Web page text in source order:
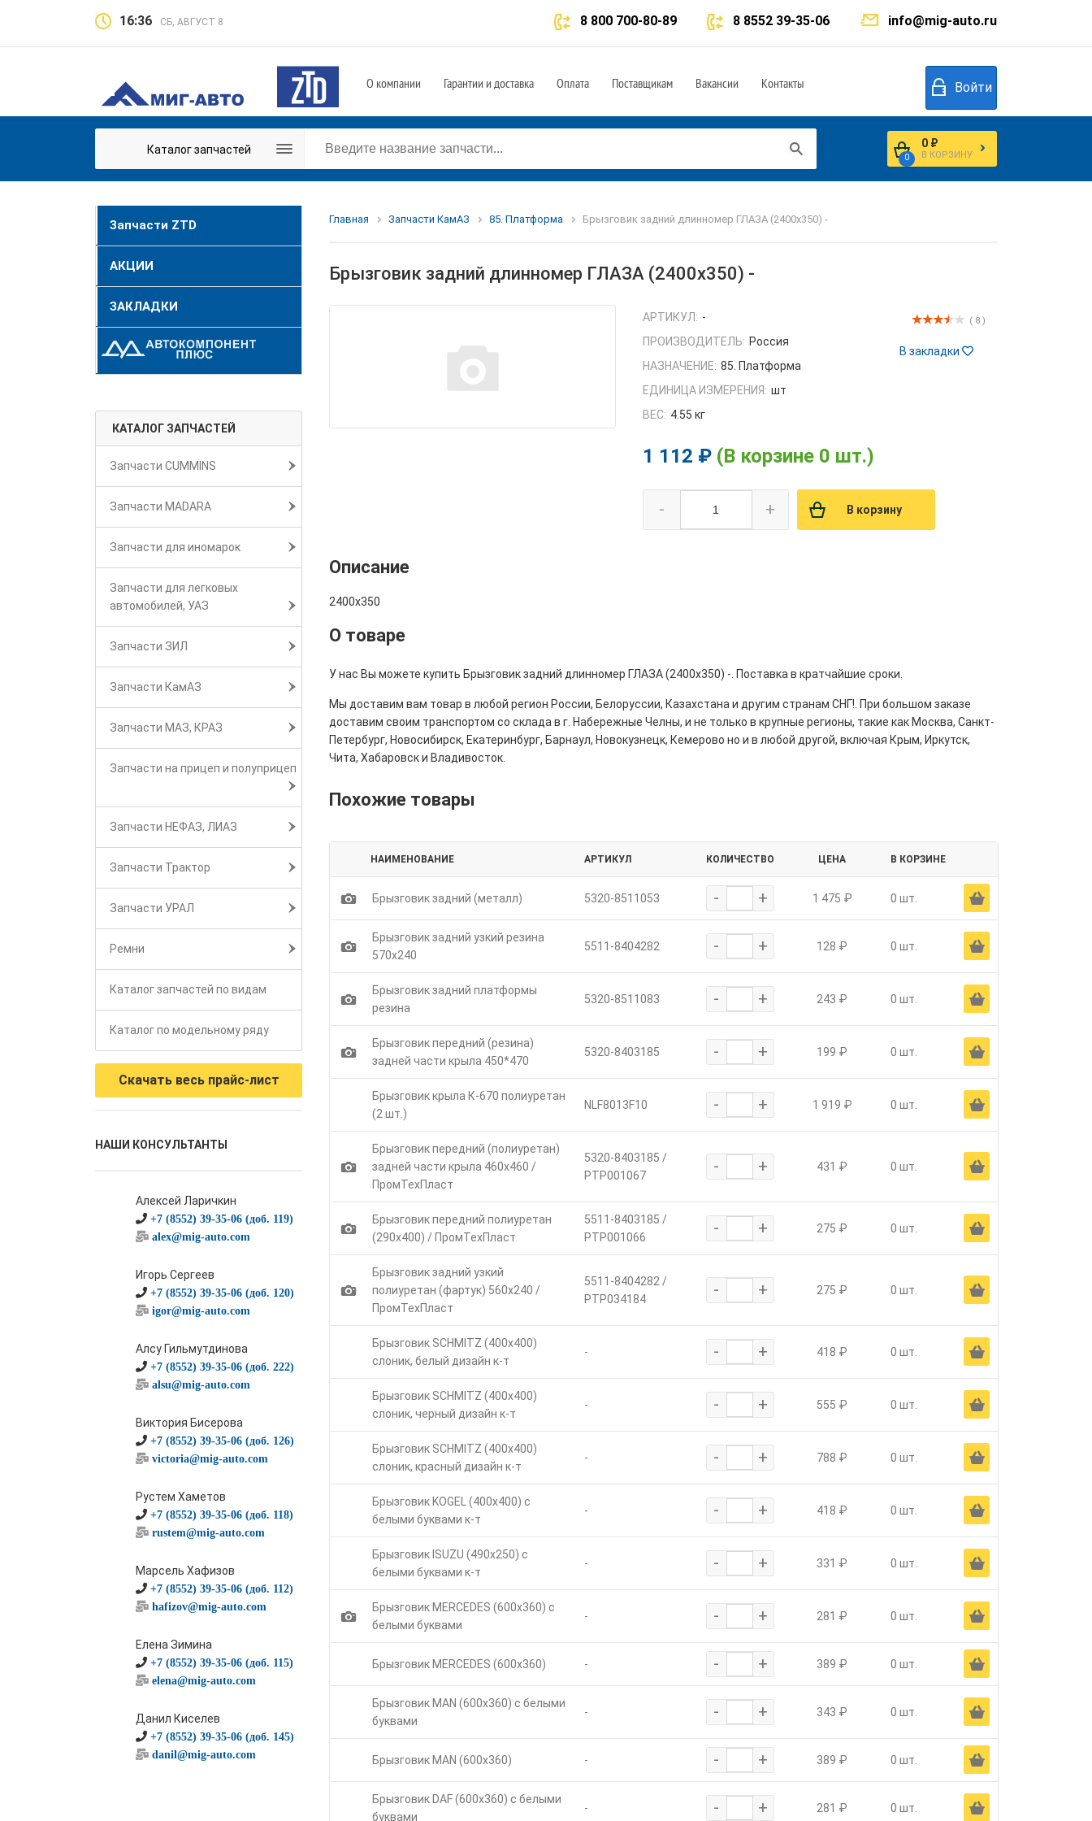
16:36 СБ, АВГУСТ 8 info@mig-auto.ru
8 8552 39-35-06
8 800 700-80-89
О компании Гарантии и доставка Оплата Поставщикам Вакансии Контакты Войти
Каталог запчастей
0
0 ₽
В КОРЗИНУ
Запчасти ZTD
АКЦИИ
ЗАКЛАДКИ
КАТАЛОГ ЗАПЧАСТЕЙ
Запчасти CUMMINS
Запчасти MADARA
Запчасти для иномарок
Запчасти для легковых
автомобилей, УАЗ
Запчасти ЗИЛ
Запчасти КамАЗ
Запчасти МАЗ, КРАЗ
Запчасти на прицеп и полуприцеп
Запчасти НЕФАЗ, ЛИАЗ
Запчасти Трактор
Запчасти УРАЛ
Ремни
Каталог запчастей по видам
Каталог по модельному ряду
Скачать весь прайс-лист
НАШИ КОНСУЛЬТАНТЫ
Алексей Ларичкин
+7 (8552) 39-35-06 (доб. 119)
alex@mig-auto.com
Игорь Сергеев
+7 (8552) 39-35-06 (доб. 120)
igor@mig-auto.com
Алсу Гильмутдинова
+7 (8552) 39-35-06 (доб. 222)
alsu@mig-auto.com
Виктория Бисерова
+7 (8552) 39-35-06 (доб. 126)
victoria@mig-auto.com
Рустем Хаметов
+7 (8552) 39-35-06 (доб. 118)
rustem@mig-auto.com
Марсель Хафизов
+7 (8552) 39-35-06 (доб. 112)
hafizov@mig-auto.com
Елена Зимина
+7 (8552) 39-35-06 (доб. 115)
elena@mig-auto.com
Данил Киселев
+7 (8552) 39-35-06 (доб. 145)
danil@mig-auto.com
Главная Запчасти КамАЗ 85. Платформа Брызговик задний длинномер ГЛАЗА (2400х350) -
Брызговик задний длинномер ГЛАЗА (2400х350) -
( 8 )
В закладки
АРТИКУЛ: -
ПРОИЗВОДИТЕЛЬ: Россия
НАЗНАЧЕНИЕ: 85. Платформа
ЕДИНИЦА ИЗМЕРЕНИЯ: шт
ВЕС: 4.55 кг
1 112 ₽ (В корзине 0 шт.)
- + В корзину
Описание
2400х350
О товаре
У нас Вы можете купить Брызговик задний длинномер ГЛАЗА (2400х350) -. Поставка в кратчайшие сроки.
Мы доставим вам товар в любой регион России, Белоруссии, Казахстана и другим странам СНГ!. При большом заказе
доставим своим транспортом со склада в г. Набережные Челны, и не только в крупные регионы, такие как Москва, Санкт-
Петербург, Новосибирск, Екатеринбург, Барнаул, Новокузнецк, Кемерово но и в любой другой, включая Крым, Иркутск,
Чита, Хабаровск и Владивосток.
Похожие товары
НАИМЕНОВАНИЕ АРТИКУЛ КОЛИЧЕСТВО ЦЕНА В КОРЗИНЕ
1 Брызговик задний (металл) 5320-8511053 - + 1 475 ₽ 0 шт. Ä
1
Брызговик задний узкий резина
570х240
5511-8404282 - + 128 ₽ 0 шт. Ä
1
Брызговик задний платформы
резина
5320-8511083 - + 243 ₽ 0 шт. Ä
1
Брызговик передний (резина)
задней части крыла 450*470
5320-8403185 - + 199 ₽ 0 шт. Ä
Брызговик крыла К-670 полиуретан
(2 шт.)
NLF8013F10 - + 1 919 ₽ 0 шт. Ä
1
Брызговик передний (полиуретан)
задней части крыла 460х460 /
ПромТехПласт
5320-8403185 /
РТР001067
- + 431 ₽ 0 шт. Ä
1
Брызговик передний полиуретан
(290х400) / ПромТехПласт
5511-8403185 /
РТР001066
- + 275 ₽ 0 шт. Ä
1
Брызговик задний узкий
полиуретан (фартук) 560х240 /
ПромТехПласт
5511-8404282 /
РТР034184
- + 275 ₽ 0 шт. Ä
Брызговик SCHMITZ (400х400)
слоник, белый дизайн к-т
- - + 418 ₽ 0 шт. Ä
Брызговик SCHMITZ (400х400)
слоник, черный дизайн к-т
- - + 555 ₽ 0 шт. Ä
Брызговик SCHMITZ (400х400)
слоник, красный дизайн к-т
- - + 788 ₽ 0 шт. Ä
Брызговик KOGEL (400х400) с
белыми буквами к-т
- - + 418 ₽ 0 шт. Ä
Брызговик ISUZU (490х250) с
белыми буквами к-т
- - + 331 ₽ 0 шт. Ä
1
Брызговик MERCEDES (600х360) с
белыми буквами
- - + 281 ₽ 0 шт. Ä
Брызговик MERCEDES (600х360) - - + 389 ₽ 0 шт. Ä
Брызговик MAN (600х360) с белыми
буквами
- - + 343 ₽ 0 шт. Ä
Брызговик MAN (600х360) - - + 389 ₽ 0 шт. Ä
Брызговик DAF (600х360) с белыми
буквами
- - + 281 ₽ 0 шт. Ä